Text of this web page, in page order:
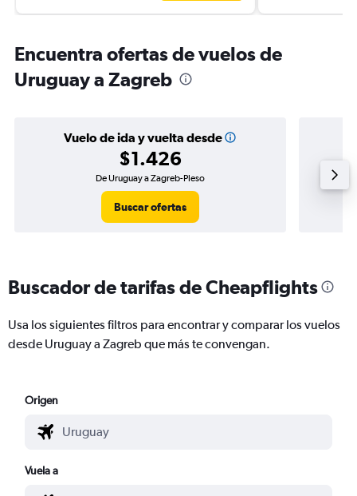
Encuentra ofertas de vuelos de
Uruguay a Zagreb
Vuelo de ida y vuelta desde
$1.426
De Uruguay a Zagreb-Pleso
Buscar ofertas
Buscador de tarifas de Cheapflights
Usa los siguientes filtros para encontrar y comparar los vuelos
desde Uruguay a Zagreb que más te convengan.
Origen
Vuela a